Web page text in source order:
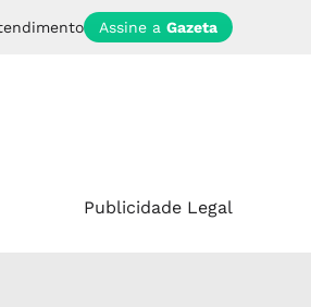
Assine a Gazeta
Publicidade Legal